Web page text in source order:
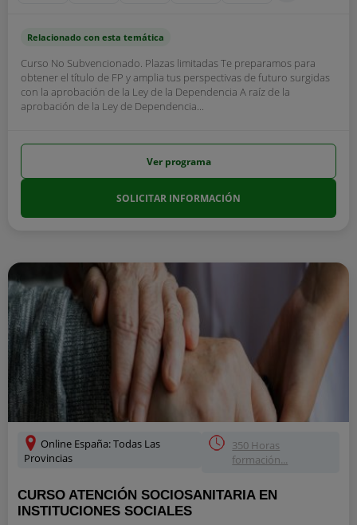
Relacionado con esta temática
Curso No Subvencionado. Plazas limitadas Te preparamos para
obtener el título de FP y amplia tus perspectivas de futuro surgidas
con la aprobación de la Ley de la Dependencia A raíz de la
aprobación de la Ley de Dependencia...
Ver programa
SOLICITAR INFORMACIÓN
Online España: Todas Las
Provincias
350 Horas
formación...
CURSO ATENCIÓN SOCIOSANITARIA EN
INSTITUCIONES SOCIALES